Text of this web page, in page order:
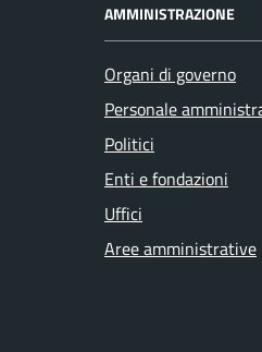
AMMINISTRAZIONE
Organi di governo
Personale
Politici
Enti e fondazioni
Uffici
Aree amministrative